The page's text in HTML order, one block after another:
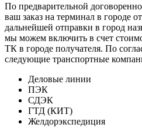
По предварительной
ваш заказ на терминал в городе
дальнейшей отправки в город
мы можем включить в счет
ТК в городе получателя. По
следующие транспортные
Деловые линии
ПЭК
СДЭК
ГТД (КИТ)
Желдорэкспедиция